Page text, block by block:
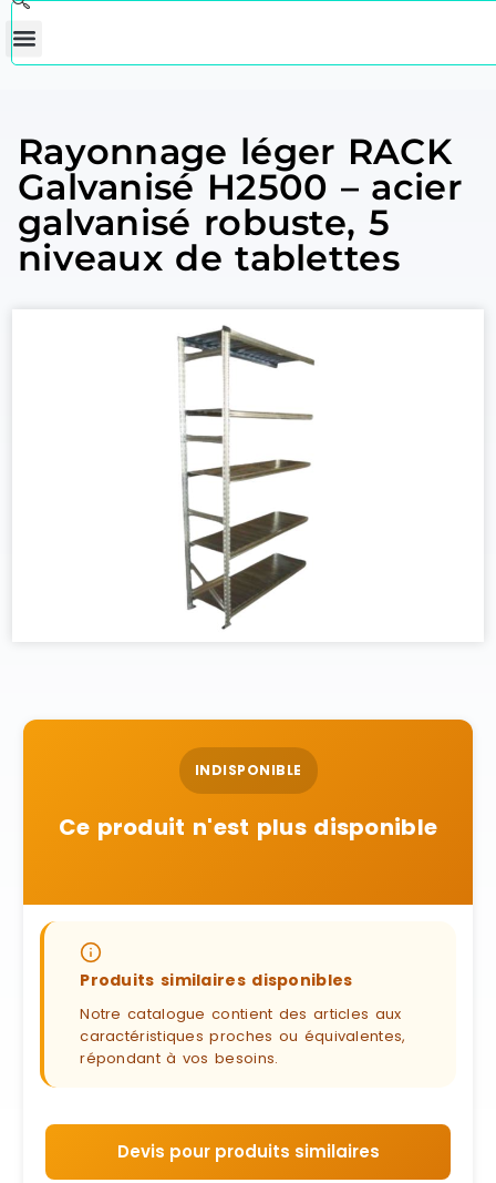
Rayonnage léger RACK
Galvanisé H2500 – acier
galvanisé robuste, 5
niveaux de tablettes
INDISPONIBLE
Ce produit n'est plus disponible
Produits similaires disponibles
Notre catalogue contient des articles aux
caractéristiques proches ou équivalentes,
répondant à vos besoins.
Devis pour produits similaires